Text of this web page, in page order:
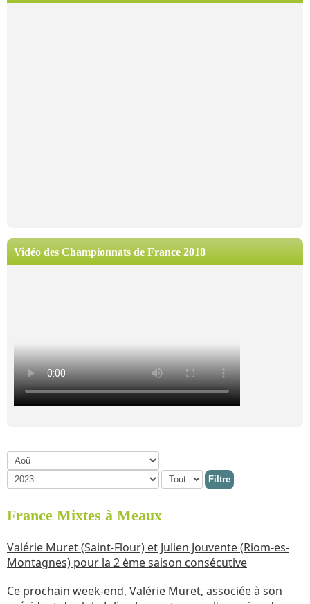
Vidéo des Championnats de France 2018
Filtre
France Mixtes à Meaux
Valérie Muret (Saint-Flour) et Julien Jouvente (Riom-es-
Montagnes) pour la 2 ème saison consécutive
Ce prochain week-end, Valérie Muret, associée à son